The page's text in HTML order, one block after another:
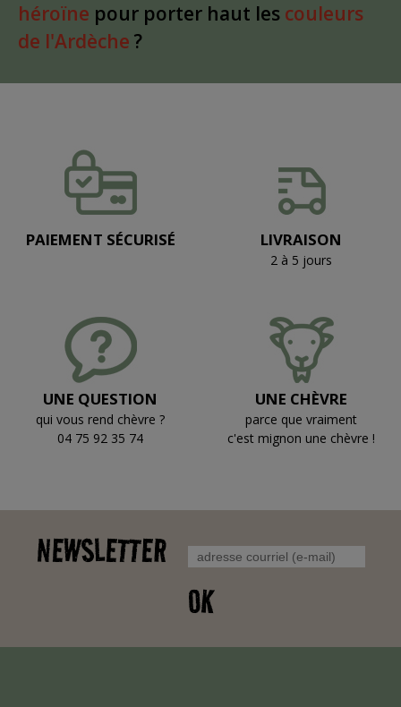
héroïne pour porter haut les couleurs
de l'Ardèche ?
PAIEMENT SÉCURISÉ LIVRAISON
2 à 5 jours
UNE QUESTION
qui vous rend chèvre ?
04 75 92 35 74
UNE CHÈVRE
parce que vraiment
c'est mignon une chèvre !
NEWSLETTER
OK